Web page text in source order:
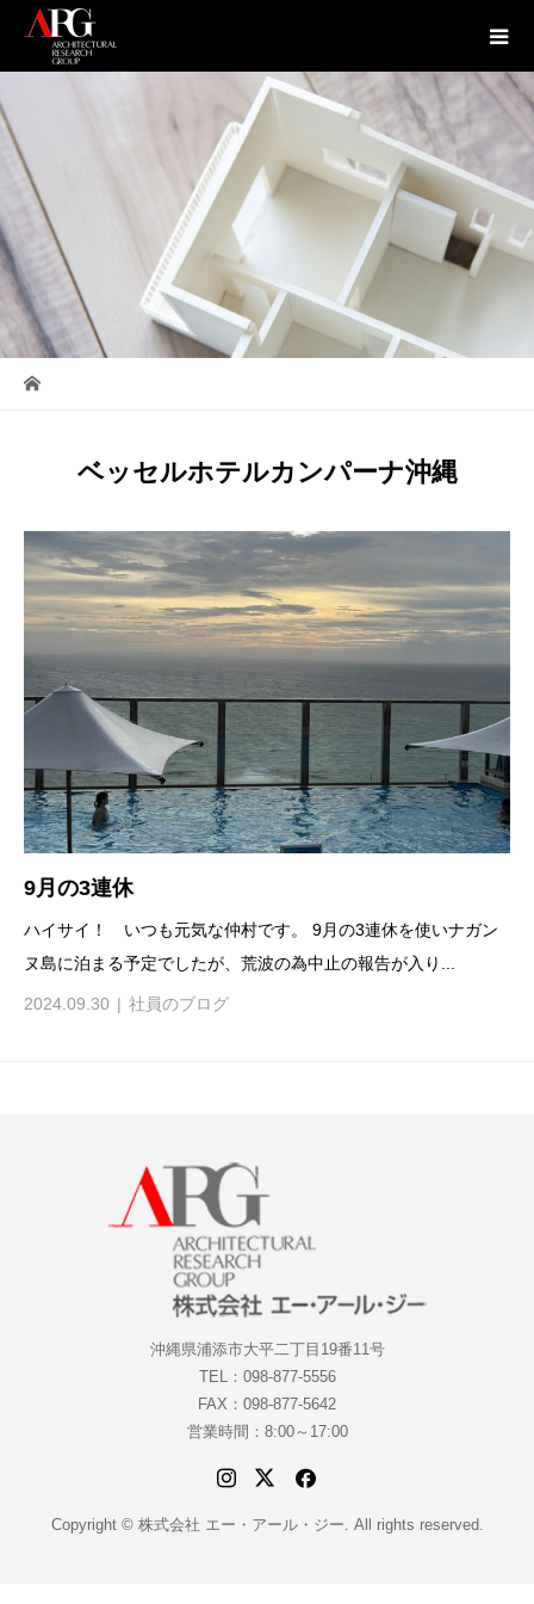
ベッセルホテルカンパーナ沖縄
9月の3連休
ハイサイ！ いつも元気な仲村です。 9月の3連休を使いナガン
ヌ島に泊まる予定でしたが、荒波の為中止の報告が入り...
2024.09.30 社員のブログ
沖縄県浦添市大平二丁目19番11号
TEL：098-877-5556
FAX：098-877-5642
営業時間：8:00～17:00
Copyright © 株式会社 エー・アール・ジー. All rights reserved.